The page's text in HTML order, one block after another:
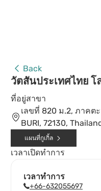
Back
วัตสันประเทศไทย
ที่อยู่สาขา
เลขที่ 820 ม.2, ภาคต
BURI, 72130,
แผนที่กูเกิ้ล
เวลาเปิดทำการ
เวลาทำการ
+66-632055697